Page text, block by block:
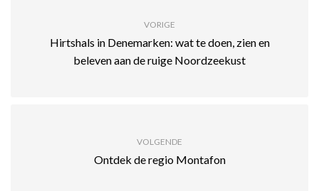
VORIGE
Hirtshals in Denemarken: wat te doen, zien en
beleven aan de ruige Noordzeekust
VOLGENDE
Ontdek de regio Montafon